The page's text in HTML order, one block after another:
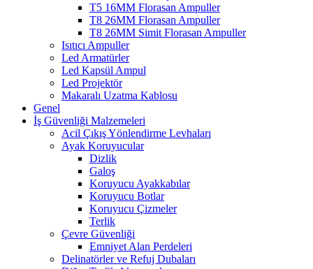
T5 16MM Florasan Ampuller
T8 26MM Florasan Ampuller
T8 26MM Simit Florasan Ampuller
Isıtıcı Ampuller
Led Armatürler
Led Kapsül Ampul
Led Projektör
Makaralı Uzatma Kablosu
Genel
İş Güvenliği Malzemeleri
Acil Çıkış Yönlendirme Levhaları
Ayak Koruyucular
Dizlik
Galoş
Koruyucu Ayakkabılar
Koruyucu Botlar
Koruyucu Çizmeler
Terlik
Çevre Güvenliği
Emniyet Alan Perdeleri
Delinatörler ve Refuj Dubaları